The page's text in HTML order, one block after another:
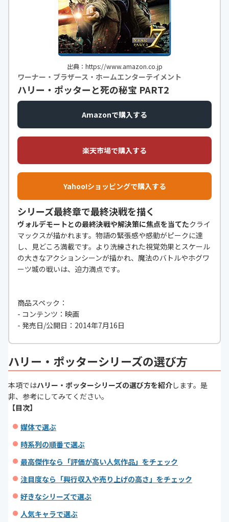
出典：https://www.amazon.co.jp
ワーナー・ブラザース・ホームエンターテイメント
ハリー・ポッターと死の秘宝 PART2
Amazonで購入する
楽天市場で購入する
Yahoo!ショッピングで購入する
シリーズ最終章で最終決戦を描く
ヴォルデモートとの最終決戦や解決策に焦点を当てたクライ
マックスが描かれます。物語の緊張感や感動がピークに達
し、見どころ満載です。より洗練された視覚効果とスケール
の大きなアクションシーンが描かれ、魔法のバトルやホグワ
ーツ城の戦いは、迫力満点です。
商品スペック：
- コンテンツ：映画
- 発売日/公開日：2014年7月16日
ハリー・ポッターシリーズの選び方
本項ではハリー・ポッターシリーズの選び方を紹介します。是
非、参考にしてみてください。
【目次】
媒体で選ぶ
時系列の順番で選ぶ
最高傑作なら「評価が高い人気作品」をチェック
注目度なら「興行収入や売り上げの高さ」をチェック
好きなシリーズで選ぶ
人気キャラで選ぶ